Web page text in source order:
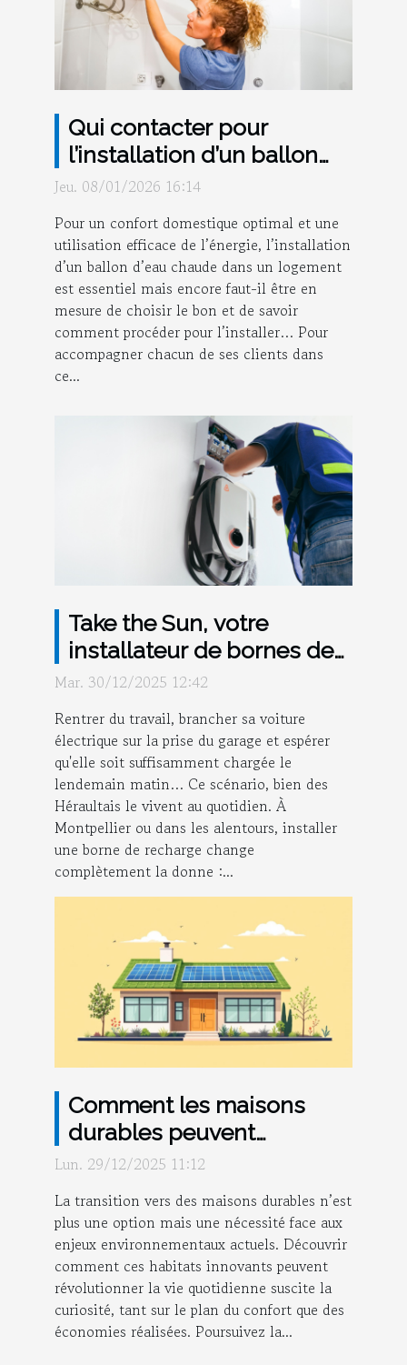
Qui contacter pour
l’installation d’un ballon
d’eau chaude à Strasbourg
Jeu. 08/01/2026 16:14
Pour un confort domestique optimal et une
utilisation efficace de l’énergie, l’installation
d’un ballon d’eau chaude dans un logement
est essentiel mais encore faut-il être en
mesure de choisir le bon et de savoir
comment procéder pour l’installer… Pour
accompagner chacun de ses clients dans
ce...
Take the Sun, votre
installateur de bornes de
recharge électriques à
Mar. 30/12/2025 12:42
Rentrer du travail, brancher sa voiture
électrique sur la prise du garage et espérer
qu'elle soit suffisamment chargée le
lendemain matin… Ce scénario, bien des
Héraultais le vivent au quotidien. À
Montpellier ou dans les alentours, installer
une borne de recharge change
complètement la donne :...
Comment les maisons
durables peuvent
transformer votre
Lun. 29/12/2025 11:12
La transition vers des maisons durables n’est
plus une option mais une nécessité face aux
enjeux environnementaux actuels. Découvrir
comment ces habitats innovants peuvent
révolutionner la vie quotidienne suscite la
curiosité, tant sur le plan du confort que des
économies réalisées. Poursuivez la...